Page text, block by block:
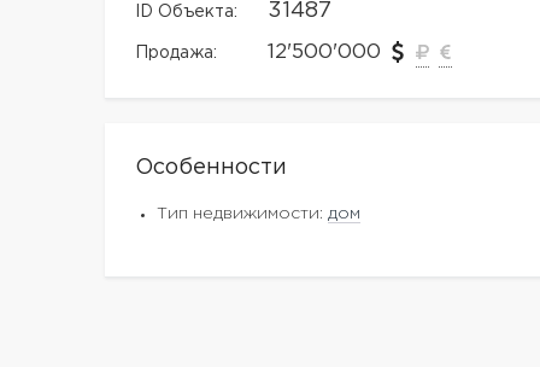
ID Объекта: 31487
Продажа: 12'500'000
Особенности
Тип недвижимости: дом